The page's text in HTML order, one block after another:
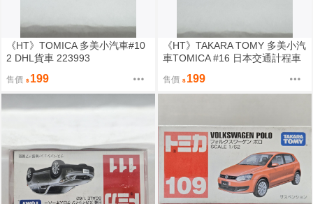
《HT》TOMICA 多美小汽車#10
2 DHL貨車 223993
售價 199
《HT》TAKARA TOMY 多美小汽
車TOMICA #16 日本交通計程車
售價 199